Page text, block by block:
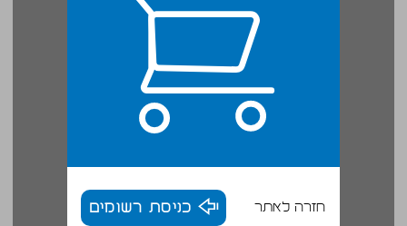
חזרה לאתר כניסת רשומים